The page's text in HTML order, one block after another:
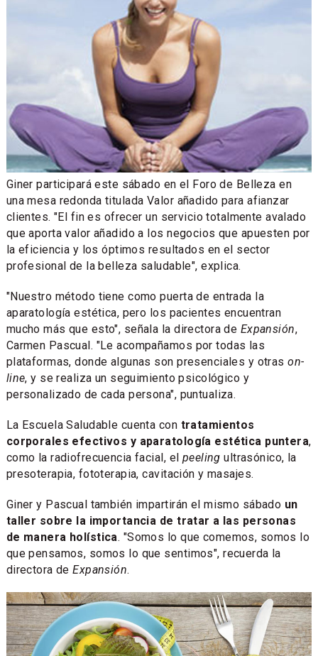
Giner participará este sábado en el Foro de Belleza en
una mesa redonda titulada Valor añadido para afianzar
clientes. "El fin es ofrecer un servicio totalmente avalado
que aporta valor añadido a los negocios que apuesten por
la eficiencia y los óptimos resultados en el sector
profesional de la belleza saludable", explica.
"Nuestro método tiene como puerta de entrada la
aparatología estética, pero los pacientes encuentran
mucho más que esto", señala la directora de Expansión,
Carmen Pascual. "Le acompañamos por todas las
plataformas, donde algunas son presenciales y otrason-
line, y se realiza un seguimiento psicológico y
personalizado de cada persona", puntualiza.
La Escuela Saludable cuenta con tratamientos
corporales efectivos y aparatología estética puntera,
como la radiofrecuencia facial, el peeling ultrasónico, la
presoterapia, fototerapia, cavitación y masajes.
Giner y Pascual también impartirán el mismo sábado un
taller sobre la importancia de tratar a las personas
de manera holística. "Somos lo que comemos, somos lo
que pensamos, somos lo que sentimos", recuerda la
directora deExpansión.